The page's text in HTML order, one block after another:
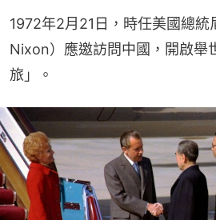
1972年2月21日，時任美國總
Nixon）應邀訪問中國，開啟舉
旅」。